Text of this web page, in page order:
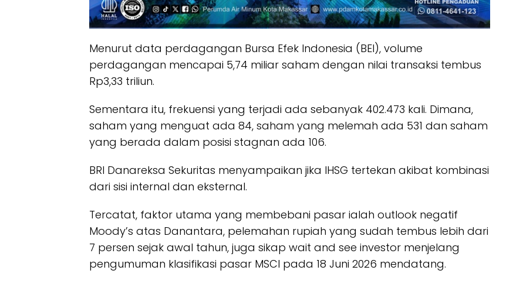
Menurut data perdagangan Bursa Efek Indonesia (BEI), volume
perdagangan mencapai 5,74 miliar saham dengan nilai transaksi tembus
Rp3,33 triliun.
Sementara itu, frekuensi yang terjadi ada sebanyak 402.473 kali. Dimana,
saham yang menguat ada 84, saham yang melemah ada 531 dan saham
yang berada dalam posisi stagnan ada 106.
BRI Danareksa Sekuritas menyampaikan jika IHSG tertekan akibat kombinasi
dari sisi internal dan eksternal.
Tercatat, faktor utama yang membebani pasar ialah outlook negatif
Moody’s atas Danantara, pelemahan rupiah yang sudah tembus lebih dari
7 persen sejak awal tahun, juga sikap wait and see investor menjelang
pengumuman klasifikasi pasar MSCI pada 18 Juni 2026 mendatang.